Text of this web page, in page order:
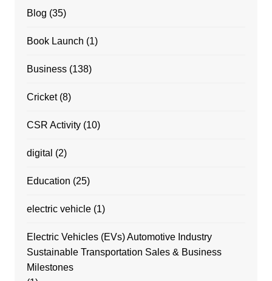
Blog (35)
Book Launch (1)
Business(138)
Cricket(8)
CSR Activity(10)
digital (2)
Education (25)
electric vehicle(1)
Electric Vehicles (EVs) Automotive Industry
Sustainable Transportation Sales & Business
Milestones